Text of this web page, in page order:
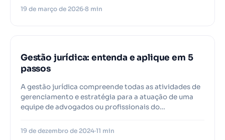
19 de março de 2026 8 min
Gestão jurídica: entenda e aplique em 5
passos
A gestão jurídica compreende todas as atividades de
gerenciamento e estratégia para a atuação de uma
equipe de advogados ou profissionais do…
19 de dezembro de 2024 11 min